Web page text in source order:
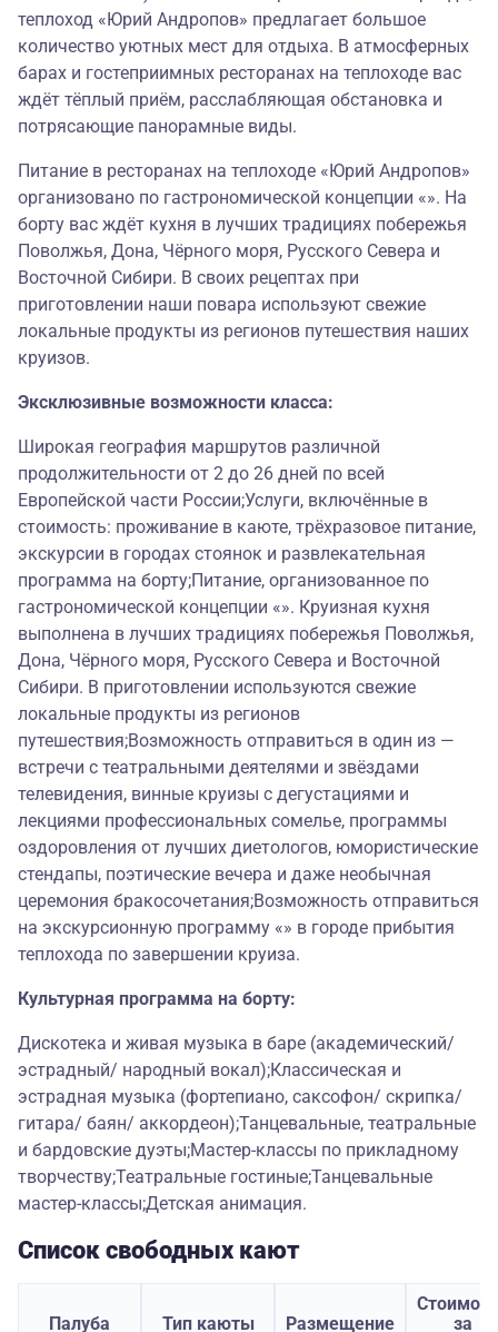
теплоход «Юрий Андропов» предлагает большое
количество уютных мест для отдыха. В атмосферных
барах и гостеприимных ресторанах на теплоходе вас
ждёт тёплый приём, расслабляющая обстановка и
потрясающие панорамные виды.
Питание в ресторанах на теплоходе «Юрий Андропов»
организовано по гастрономической концепции «». На
борту вас ждёт кухня в лучших традициях побережья
Поволжья, Дона, Чёрного моря, Русского Севера и
Восточной Сибири. В своих рецептах при
приготовлении наши повара используют свежие
локальные продукты из регионов путешествия наших
круизов.
Эксклюзивные возможности класса:
Широкая география маршрутов различной
продолжительности от 2 до 26 дней по всей
Европейской части России;Услуги, включённые в
стоимость: проживание в каюте, трёхразовое питание,
экскурсии в городах стоянок и развлекательная
программа на борту;Питание, организованное по
гастрономической концепции «». Круизная кухня
выполнена в лучших традициях побережья Поволжья,
Дона, Чёрного моря, Русского Севера и Восточной
Сибири. В приготовлении используются свежие
локальные продукты из регионов
путешествия;Возможность отправиться в один из —
встречи с театральными деятелями и звёздами
телевидения, винные круизы с дегустациями и
лекциями профессиональных сомелье, программы
оздоровления от лучших диетологов, юмористические
стендапы, поэтические вечера и даже необычная
церемония бракосочетания;Возможность отправиться
на экскурсионную программу «» в городе прибытия
теплохода по завершении круиза.
Культурная программа на борту:
Дискотека и живая музыка в баре (академический/
эстрадный/ народный вокал);Классическая и
эстрадная музыка (фортепиано, саксофон/ скрипка/
гитара/ баян/ аккордеон);Танцевальные, театральные
и бардовские дуэты;Мастер-классы по прикладному
творчеству;Театральные гостиные;Танцевальные
мастер-классы;Детская анимация.
Список свободных кают
Палуба Тип каюты Размещение
за